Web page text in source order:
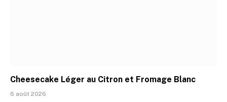
Cheesecake Léger au Citron et Fromage Blanc
6 août 2026